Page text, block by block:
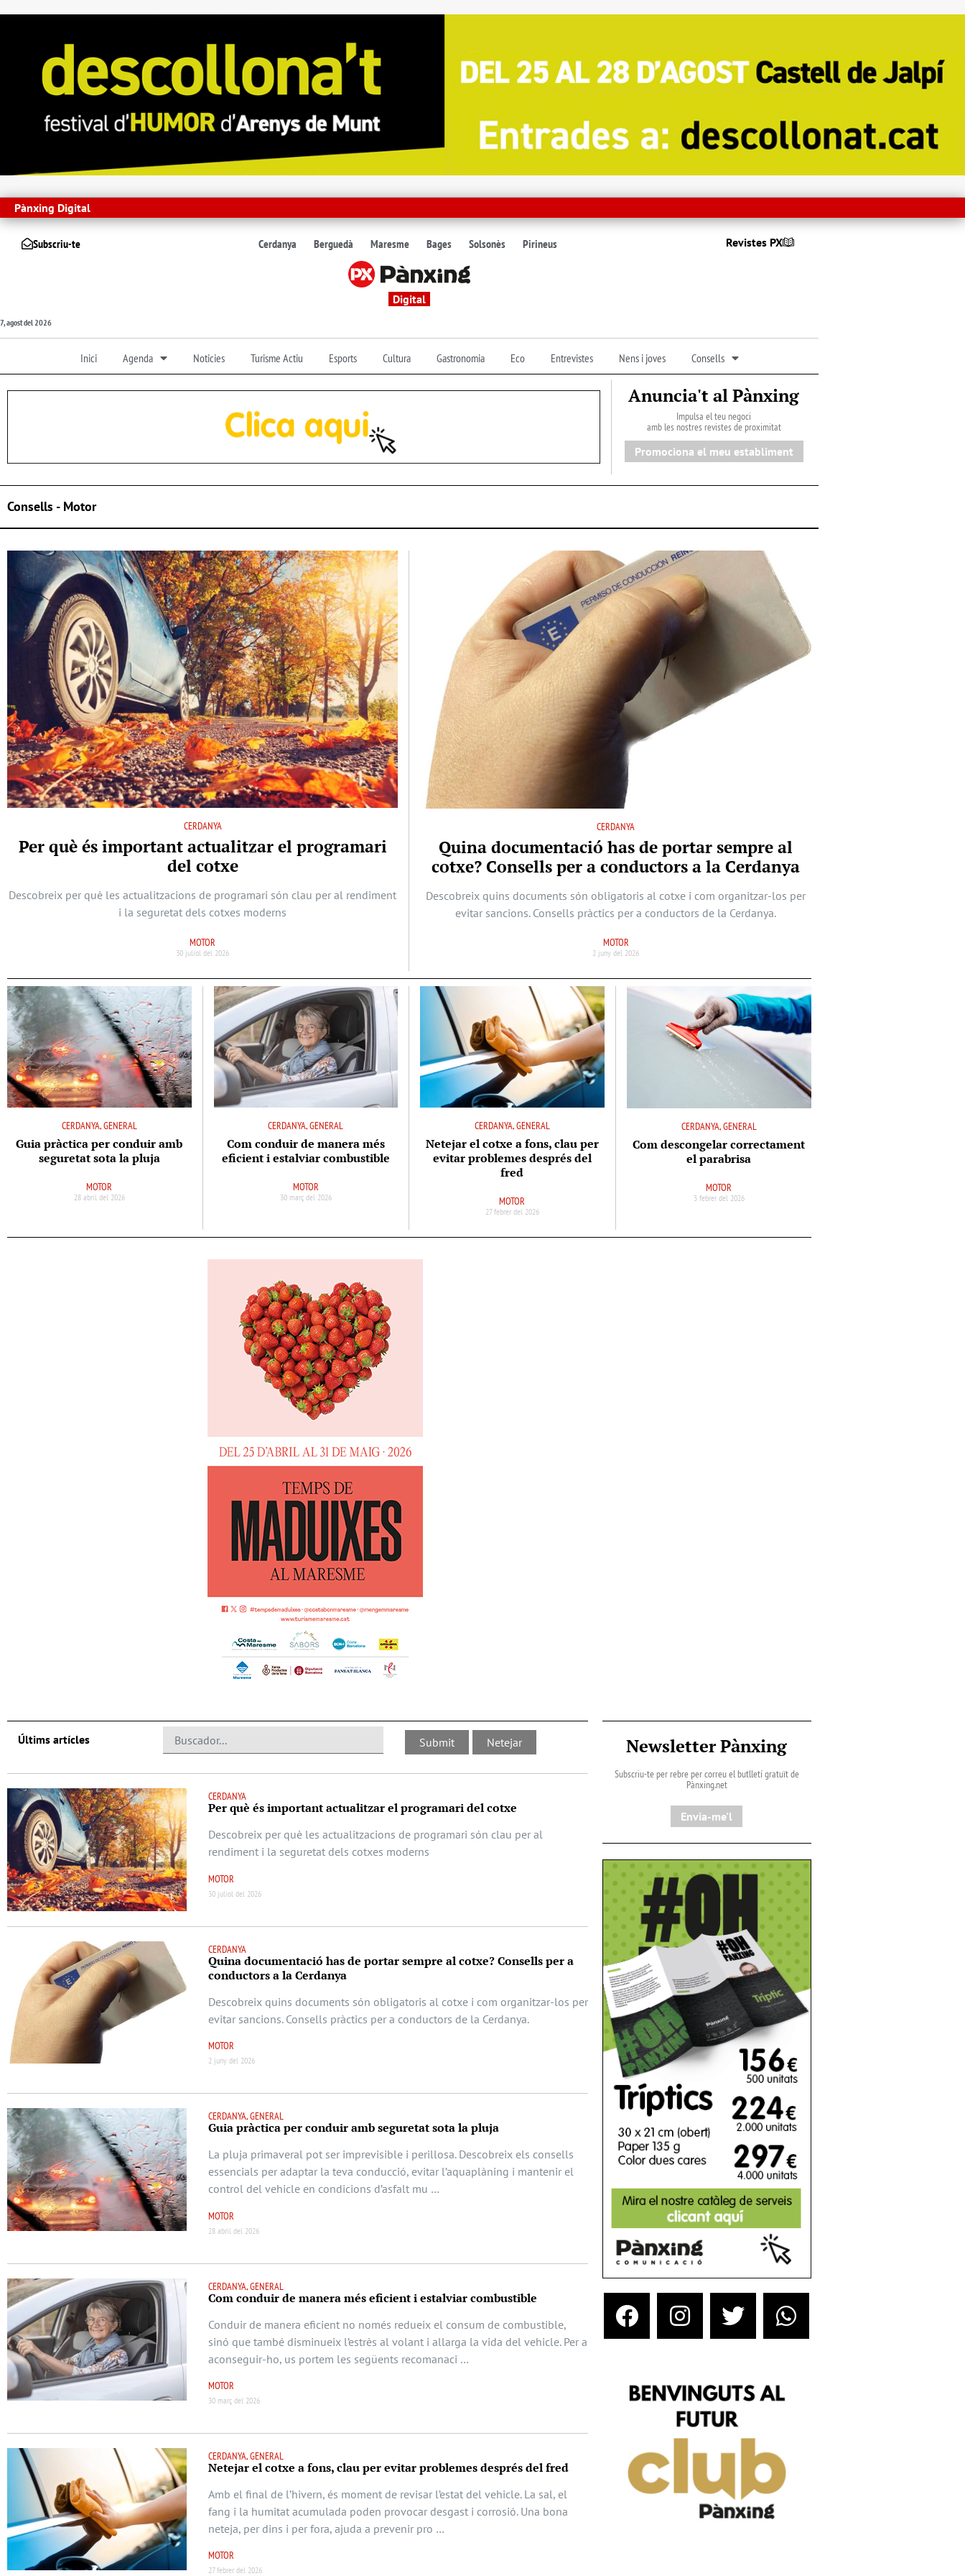
Pànxing Digital
Subscriu-te Cerdanya Berguedà Maresme Bages Solsonès Pirineus Revistes PX
Digital
7, agost del 2026
Inici Agenda Noticies Turisme Actiu Esports Cultura Gastronomia Eco Entrevistes Nens i joves Consells
Anuncia't al Pànxing
Impulsa el teu negoci
amb les nostres revistes de proximitat
Promociona el meu establiment
Consells - Motor
CERDANYA
Per què és important actualitzar el programari
del cotxe
Descobreix per què les actualitzacions de programari són clau per al rendiment
i la seguretat dels cotxes moderns
MOTOR
30 juliol del 2026
CERDANYA
Quina documentació has de portar sempre al
cotxe? Consells per a conductors a la Cerdanya
Descobreix quins documents són obligatoris al cotxe i com organitzar-los per
evitar sancions. Consells pràctics per a conductors de la Cerdanya.
MOTOR
2 juny del 2026
CERDANYA, GENERAL
Guia pràctica per conduir amb
seguretat sota la pluja
MOTOR
28 abril del 2026
CERDANYA, GENERAL
Com conduir de manera més
eficient i estalviar combustible
MOTOR
30 març del 2026
CERDANYA, GENERAL
Netejar el cotxe a fons, clau per
evitar problemes després del
fred
MOTOR
27 febrer del 2026
CERDANYA, GENERAL
Com descongelar correctament
el parabrisa
MOTOR
3 febrer del 2026
Últims artícles
CERDANYA
Per què és important actualitzar el programari del cotxe
Descobreix per què les actualitzacions de programari són clau per al
rendiment i la seguretat dels cotxes moderns
MOTOR
30 juliol del 2026
CERDANYA
Quina documentació has de portar sempre al cotxe? Consells per a
conductors a la Cerdanya
Descobreix quins documents són obligatoris al cotxe i com organitzar-los per
evitar sancions. Consells pràctics per a conductors de la Cerdanya.
MOTOR
2 juny del 2026
CERDANYA, GENERAL
Guia pràctica per conduir amb seguretat sota la pluja
La pluja primaveral pot ser imprevisible i perillosa. Descobreix els consells
essencials per adaptar la teva conducció, evitar l’aquaplàning i mantenir el
control del vehicle en condicions d’asfalt mu …
MOTOR
28 abril del 2026
CERDANYA, GENERAL
Com conduir de manera més eficient i estalviar combustible
Conduir de manera eficient no només redueix el consum de combustible,
sinó que també disminueix l’estrès al volant i allarga la vida del vehicle. Per a
aconseguir-ho, us portem les següents recomanaci …
MOTOR
30 març del 2026
CERDANYA, GENERAL
Netejar el cotxe a fons, clau per evitar problemes després del fred
Amb el final de l’hivern, és moment de revisar l’estat del vehicle. La sal, el
fang i la humitat acumulada poden provocar desgast i corrosió. Una bona
neteja, per dins i per fora, ajuda a prevenir pro …
MOTOR
27 febrer del 2026
Newsletter Pànxing
Subscriu-te per rebre per correu el butlletí gratuït de
Pànxing.net​
Envia-me'l